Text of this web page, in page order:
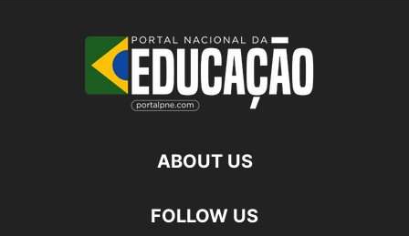
ABOUT US
FOLLOW US